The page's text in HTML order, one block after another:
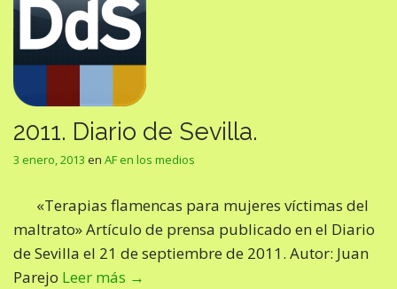
2011. Diario de Sevilla.
3 enero, 2013 en AF en los medios
«Terapias flamencas para mujeres víctimas del
maltrato» Artículo de prensa publicado en el Diario
de Sevilla el 21 de septiembre de 2011. Autor: Juan
Parejo Leer más →